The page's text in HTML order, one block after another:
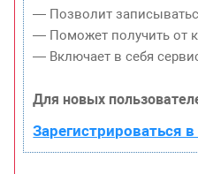
— Позволит
— Поможет получить от
— Включает в себя
Для новых
Зарегистрироваться